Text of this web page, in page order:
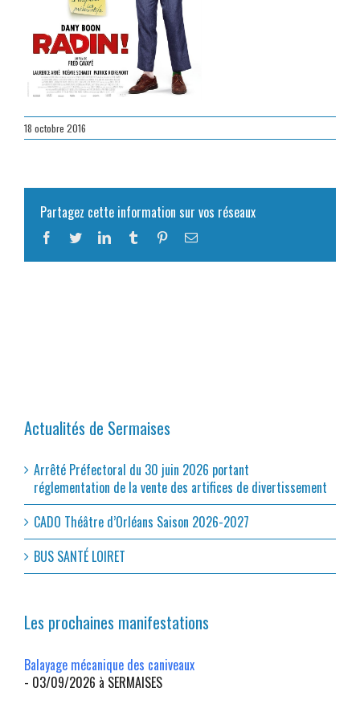
18 octobre 2016
Partagez cette information sur vos réseaux
Facebook
TwitterLinkedInTumblr PinterestEmail
Actualités de Sermaises
Arrêté Préfectoral du 30 juin 2026 portant
réglementation de la vente des artifices de divertissement
CADO Théâtre d’Orléans Saison 2026-2027
BUS SANTÉ LOIRET
Les prochaines manifestations
Balayage mécanique des caniveaux
- 03/09/2026 à SERMAISES